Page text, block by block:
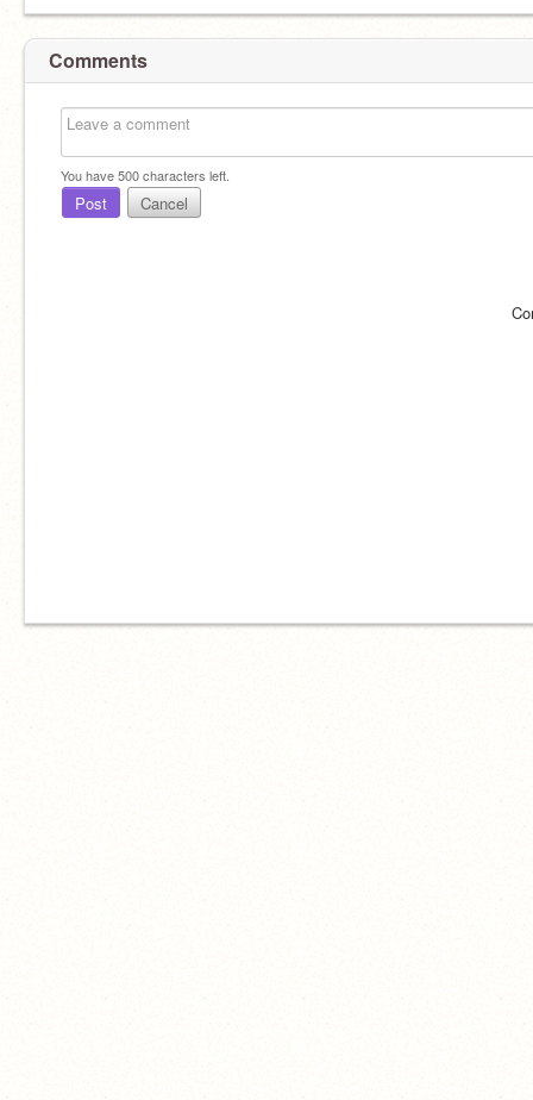
Comments
You have500characters left.
Post Cancel